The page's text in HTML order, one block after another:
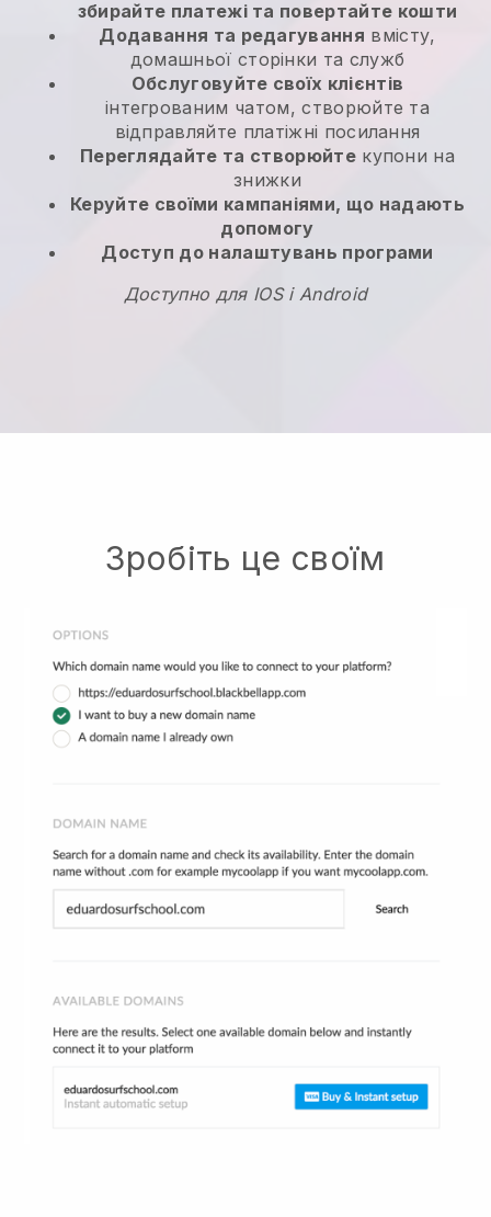
збирайте платежі та повертайте кошти
Додавання та редагування вмісту,
домашньої сторінки та служб
Обслуговуйте своїх клієнтів
інтегрованим чатом, створюйте та
відправляйте платіжні посилання
Переглядайте та створюйтекупони на
знижки
Керуйте своїми кампаніями, що надають
допомогу
Доступ до налаштувань програми
Доступно для IOS і Android
Зробіть це своїм